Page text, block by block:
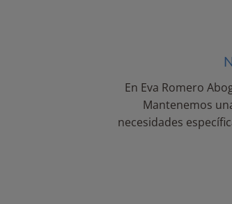
En Eva Romero
Mantenemos
necesidades